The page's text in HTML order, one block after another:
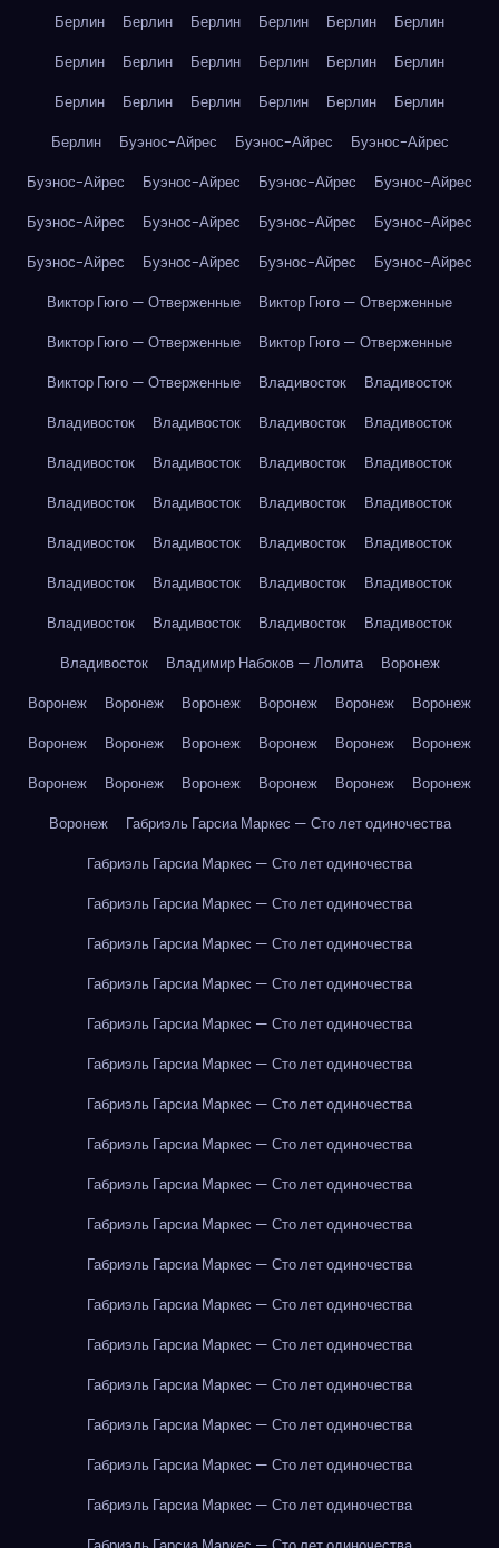
Берлин Берлин Берлин Берлин Берлин
Берлин
Берлин
Берлин Берлин Берлин Берлин
Берлин
Берлин
Берлин Берлин Берлин Берлин
Берлин
Берлин
Буэнос-Айрес Буэнос-Айрес
Буэнос-Айрес
Буэнос-Айрес
Буэнос-Айрес Буэнос-Айрес
Буэнос-Айрес
Буэнос-Айрес
Буэнос-Айрес Буэнос-Айрес
Буэнос-Айрес
Буэнос-Айрес
Буэнос-Айрес Буэнос-Айрес
Буэнос-Айрес
Виктор Гюго — Отверженные
Виктор Гюго — Отверженные
Виктор Гюго — Отверженные
Виктор Гюго — Отверженные
Виктор Гюго — Отверженные
Владивосток
Владивосток
Владивосток
Владивосток Владивосток
Владивосток
Владивосток
Владивосток Владивосток
Владивосток
Владивосток
Владивосток Владивосток
Владивосток
Владивосток
Владивосток Владивосток
Владивосток
Владивосток
Владивосток Владивосток
Владивосток
Владивосток
Владивосток Владивосток
Владивосток
Владивосток
Владимир Набоков — Лолита
Воронеж
Воронеж
Воронеж Воронеж Воронеж Воронеж
Воронеж
Воронеж
Воронеж Воронеж Воронеж Воронеж
Воронеж
Воронеж
Воронеж Воронеж Воронеж Воронеж
Воронеж
Воронеж
Габриэль Гарсиа Маркес — Сто лет одиночества
Габриэль Гарсиа Маркес — Сто лет одиночества
Габриэль Гарсиа Маркес — Сто лет одиночества
Габриэль Гарсиа Маркес — Сто лет одиночества
Габриэль Гарсиа Маркес — Сто лет одиночества
Габриэль Гарсиа Маркес — Сто лет одиночества
Габриэль Гарсиа Маркес — Сто лет одиночества
Габриэль Гарсиа Маркес — Сто лет одиночества
Габриэль Гарсиа Маркес — Сто лет одиночества
Габриэль Гарсиа Маркес — Сто лет одиночества
Габриэль Гарсиа Маркес — Сто лет одиночества
Габриэль Гарсиа Маркес — Сто лет одиночества
Габриэль Гарсиа Маркес — Сто лет одиночества
Габриэль Гарсиа Маркес — Сто лет одиночества
Габриэль Гарсиа Маркес — Сто лет одиночества
Габриэль Гарсиа Маркес — Сто лет одиночества
Габриэль Гарсиа Маркес — Сто лет одиночества
Габриэль Гарсиа Маркес — Сто лет одиночества